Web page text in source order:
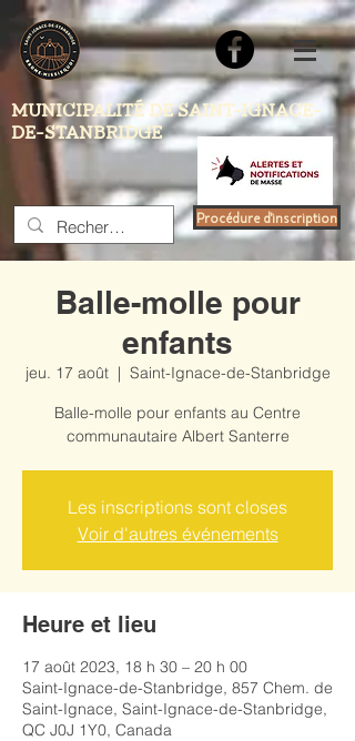
MUNICIPALITÉ DE SAINT-IGNACE-
DE-STANBRIDGE
Procédure d'inscription
Balle-molle pour
enfants
jeu. 17 août
  |
Saint-Ignace-de-Stanbridge
Balle-molle pour enfants au Centre
communautaire Albert Santerre
Les inscriptions sont closes
Voir d'autres événements
Heure et lieu
17 août 2023, 18 h 30 – 20 h 00
Saint-Ignace-de-Stanbridge, 857 Chem. de
Saint-Ignace, Saint-Ignace-de-Stanbridge,
QC J0J 1Y0, Canada